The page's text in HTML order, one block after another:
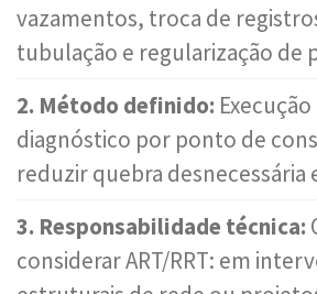
vazamentos, troca de
tubulação e regularização de
2. Método definido:
diagnóstico por ponto de
reduzir quebra desnecessária
3. Responsabilidade técnica:
considerar ART/RRT: em